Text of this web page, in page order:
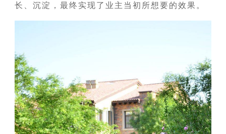
长、沉淀，最终实现了业主当初所想要的效果。